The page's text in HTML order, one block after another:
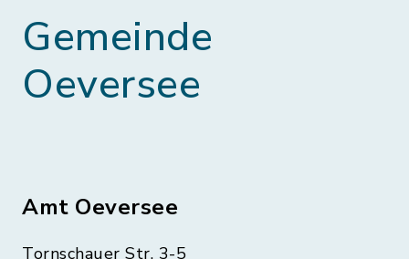
Gemeinde
Oeversee
Amt Oeversee
Tornschauer Str. 3-5